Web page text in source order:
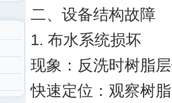
二、设备结构故障
1. 布水系统损坏
现象：反洗时树脂
快速定位：观察树